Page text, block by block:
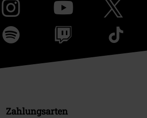
Zahlungsarten